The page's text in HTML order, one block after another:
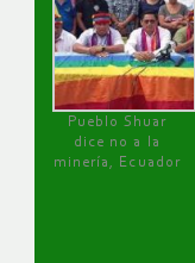
Pueblo Shuar
dice no a la
minería, Ecuador